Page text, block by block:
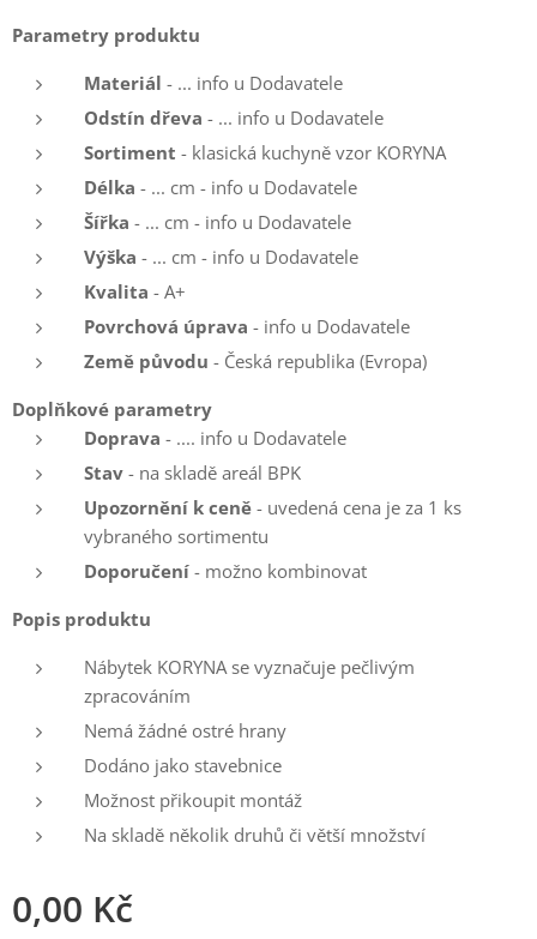
Parametry produktu
Materiál - ... info u Dodavatele
Odstín dřeva - ... info u Dodavatele
Sortiment - klasická kuchyně vzor KORYNA
Délka - ... cm - info u Dodavatele
Šířka - ... cm - info u Dodavatele
Výška - ... cm - info u Dodavatele
Kvalita - A+
Povrchová úprava - info u Dodavatele
Země původu - Česká republika (Evropa)
Doplňkové parametry
Doprava - .... info u Dodavatele
Stav - na skladě areál BPK
Upozornění k ceně - uvedená cena je za 1 ks
vybraného sortimentu
Doporučení - možno kombinovat
Popis produktu
Nábytek KORYNA se vyznačuje pečlivým
zpracováním
Nemá žádné ostré hrany
Dodáno jako stavebnice
Možnost přikoupit montáž
Na skladě několik druhů či větší množství
0,00 Kč